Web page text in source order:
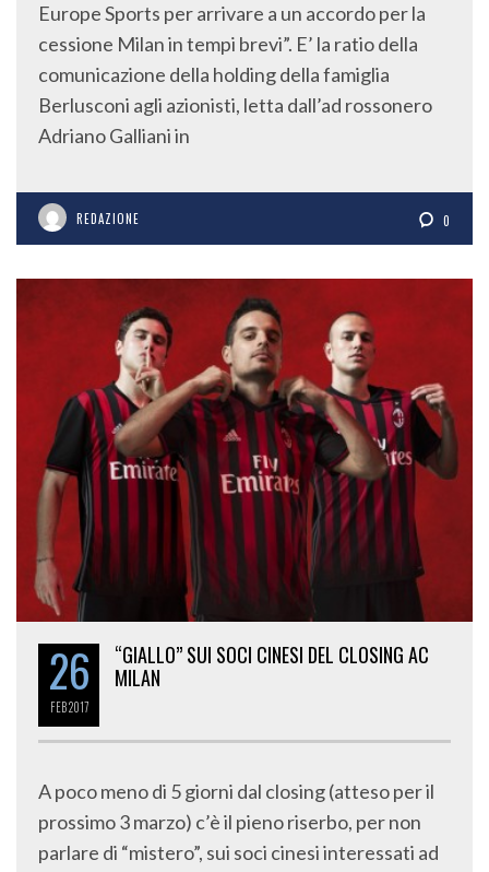
Europe Sports per arrivare a un accordo per la
cessione Milan in tempi brevi”. E’ la ratio della
comunicazione della holding della famiglia
Berlusconi agli azionisti, letta dall’ad rossonero
Adriano Galliani in
REDAZIONE 0
26
FEB2017
“GIALLO” SUI SOCI CINESI DEL CLOSING AC
MILAN
A poco meno di 5 giorni dal closing (atteso per il
prossimo 3 marzo) c’è il pieno riserbo, per non
parlare di “mistero”, sui soci cinesi interessati ad